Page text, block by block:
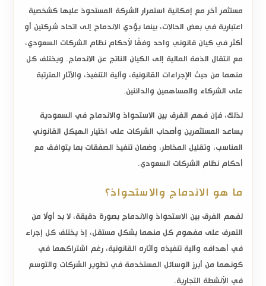
مستثمر آخر مع إمكانية استمرار الشركة المستحوذ عليها كشخصية
اعتبارية في بعض الحالات، بينما يؤدي الاندماج إلى اتحاد شركتين أو
أكثر في كيان قانوني واحد وفقًا لأحكام نظام الشركات السعودي،
مع انتقال الذمة المالية إلى الكيان الناتج عن الاندماج. ويختلف كل
منهما من حيث الإجراءات القانونية، وآلية التنفيذ، والآثار المترتبة
على الشركاء والمساهمين والدائنين.
لذلك، فإن فهم الفرق بين الاستحواذ والاندماج في السعودية
يساعد المستثمرين وأصحاب الشركات على اختيار الهيكل القانوني
المناسب، وتقليل المخاطر، وضمان تنفيذ الصفقات بما يتوافق مع
أحكام نظام الشركات السعودي.
ما هو الاندماج والاستحواذ؟
لفهم الفرق بين الاستحواذ والاندماج بصورة دقيقة، لا بد أولًا من
التعرف على مفهوم كل منهما بشكل مستقل، إذ يختلف كل إجراء
في أهدافه وآلية تنفيذه وآثاره القانونية، رغم اشتراكهما في
كونهما من أبرز الوسائل المستخدمة في تطوير الشركات والتوسع
في الأنشطة التجارية.